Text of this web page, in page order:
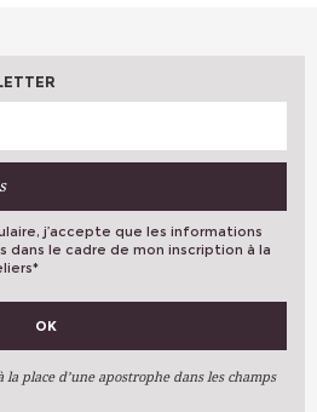
j’accepte que les informations
dans le cadre de mon inscription à la
*
OK
place d’une apostrophe dans les champs